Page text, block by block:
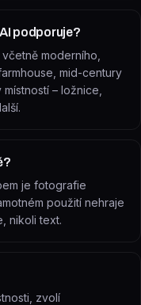
podporuje?
moderního,
mid-century
– ložnice,
je fotografie
použití nehraje
nikoli text.
zvolí